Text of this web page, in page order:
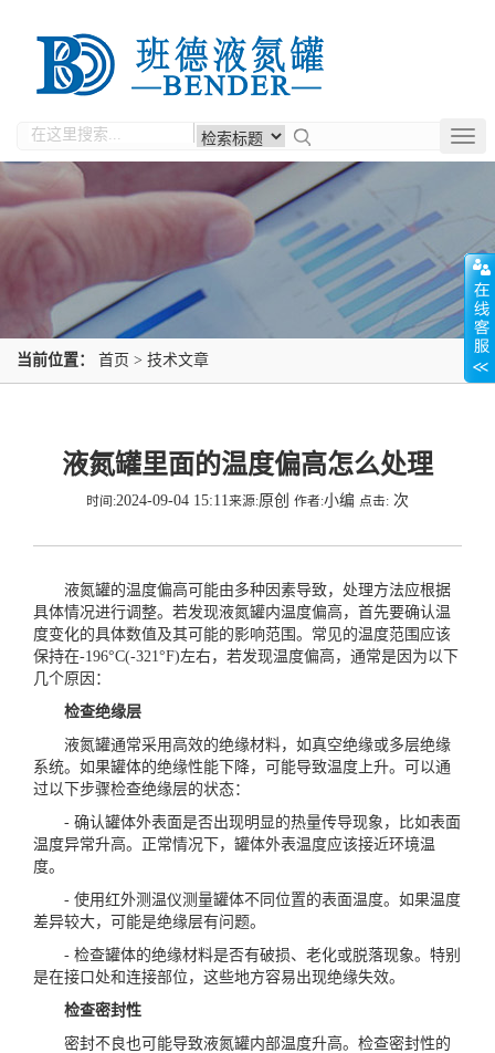
当前位置： 首页 > 技术文章
液氮罐里面的温度偏高怎么处理
时间:2024-09-04 15:11来源:原创 作者:小编 点击: 次
液氮罐的温度偏高可能由多种因素导致，处理方法应根据
具体情况进行调整。若发现液氮罐内温度偏高，首先要确认温
度变化的具体数值及其可能的影响范围。常见的温度范围应该
保持在-196°C(-321°F)左右，若发现温度偏高，通常是因为以下
几个原因：
检查绝缘层
液氮罐通常采用高效的绝缘材料，如真空绝缘或多层绝缘
系统。如果罐体的绝缘性能下降，可能导致温度上升。可以通
过以下步骤检查绝缘层的状态：
- 确认罐体外表面是否出现明显的热量传导现象，比如表面
温度异常升高。正常情况下，罐体外表温度应该接近环境温
度。
- 使用红外测温仪测量罐体不同位置的表面温度。如果温度
差异较大，可能是绝缘层有问题。
- 检查罐体的绝缘材料是否有破损、老化或脱落现象。特别
是在接口处和连接部位，这些地方容易出现绝缘失效。
检查密封性
密封不良也可能导致液氮罐内部温度升高。检查密封性的